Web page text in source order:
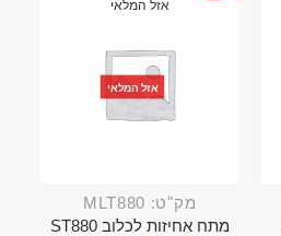
אזל המלאי
אזל המלאי
מק"ט: MLT880
מתח אחיזות לכלוב ST880